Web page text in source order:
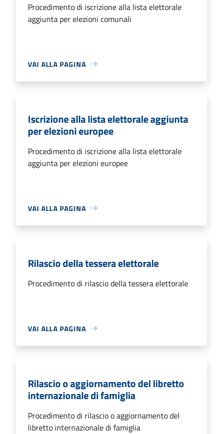
Procedimento di iscrizione alla lista elettorale
aggiunta per elezioni comunali
VAI ALLA PAGINA
Iscrizione alla lista elettorale aggiunta
per elezioni europee
Procedimento di iscrizione alla lista elettorale
aggiunta per elezioni europee
VAI ALLA PAGINA
Rilascio della tessera elettorale
Procedimento di rilascio della tessera elettorale
VAI ALLA PAGINA
Rilascio o aggiornamento del libretto
internazionale di famiglia
Procedimento di rilascio o aggiornamento del
libretto internazionale di famiglia